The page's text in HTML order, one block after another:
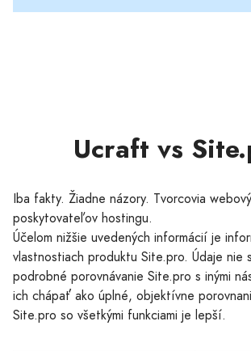
Ucraft vs
Iba fakty. Žiadne názory. Tvorcovia
poskytovateľov hostingu.
Účelom nižšie uvedených informácií je
vlastnostiach produktu Site.pro. Údaje nie
podrobné porovnávanie Site.pro s inými
ich chápať ako úplné, objektívne
Site.pro so všetkými funkciami je lepší.